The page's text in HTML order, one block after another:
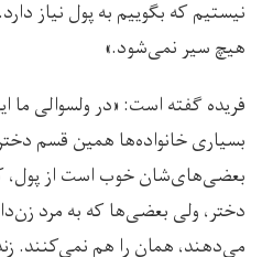
نیستیم که بگوییم به پول نیاز
هیچ سیر نمی‌شود.»
فریده گفته است: «در ولسوالی
بسیاری خانواده‌ها همین قسم
بعضی‌های‌شان خوب است از پول،
دختر، ولی بعضی‌ها که به مرد
می‌دهند، همان را هم نمی‌کنند.